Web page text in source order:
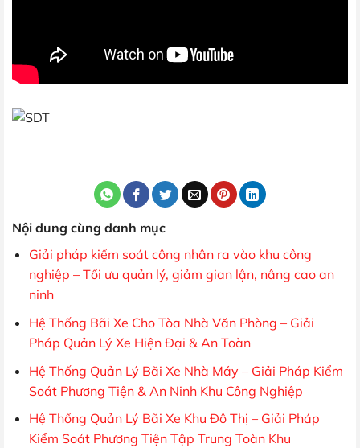
Nội dung cùng danh mục
Giải pháp kiểm soát công nhân ra vào khu công
nghiệp – Tối ưu quản lý, giảm gian lận, nâng cao an
ninh
Hệ Thống Bãi Xe Cho Tòa Nhà Văn Phòng – Giải
Pháp Quản Lý Xe Hiện Đại & An Toàn
Hệ Thống Quản Lý Bãi Xe Nhà Máy – Giải Pháp Kiểm
Soát Phương Tiện & An Ninh Khu Công Nghiệp
Hệ Thống Quản Lý Bãi Xe Khu Đô Thị – Giải Pháp
Kiểm Soát Phương Tiện Tập Trung Toàn Khu